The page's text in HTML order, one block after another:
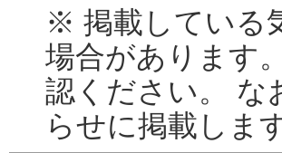
※ 掲載している
場合があります
認ください。 な
らせに掲載します